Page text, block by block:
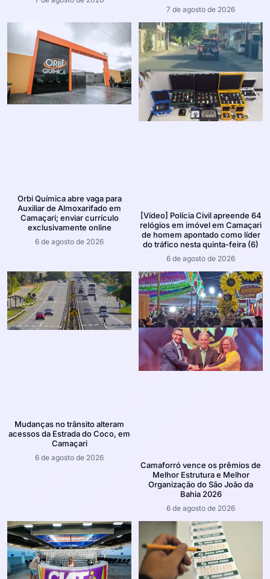
7 de agosto de 2026
Orbi Química abre vaga para
Auxiliar de Almoxarifado em
Camaçari; enviar currículo
exclusivamente online
6 de agosto de 2026
[Vídeo] Polícia Civil apreende 64
relógios em imóvel em Camaçari
de homem apontado como líder
do tráfico nesta quinta-feira (6)
6 de agosto de 2026
Mudanças no trânsito alteram
acessos da Estrada do Coco, em
Camaçari
6 de agosto de 2026
Camaforró vence os prêmios de
Melhor Estrutura e Melhor
Organização do São João da
Bahia 2026
6 de agosto de 2026